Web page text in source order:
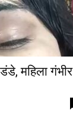
महिला गंभीर